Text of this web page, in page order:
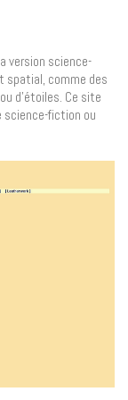
version science-
spatial, comme des
d’étoiles. Ce site
science-fiction ou